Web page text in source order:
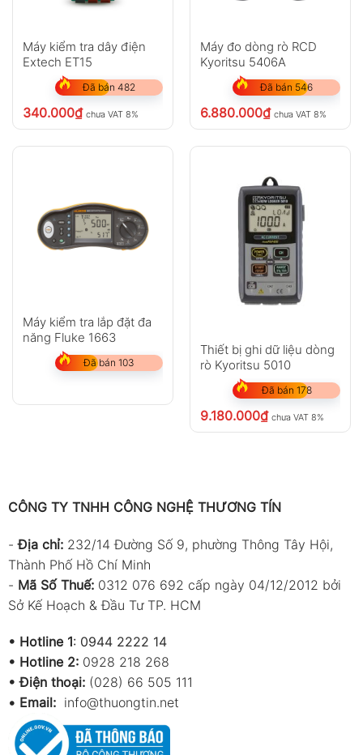
Máy kiểm tra dây điện
Extech ET15
Đã bán 482
340.000₫ chưa VAT 8%
Máy đo dòng rò RCD
Kyoritsu 5406A
Đã bán 546
6.880.000₫ chưa VAT 8%
Máy kiểm tra lắp đặt đa
năng Fluke 1663
Đã bán 103
Thiết bị ghi dữ liệu dòng
rò Kyoritsu 5010
Đã bán 178
9.180.000₫ chưa VAT 8%
CÔNG TY TNHH CÔNG NGHỆ THƯƠNG TÍN
-Địa chỉ: 232/14 Đường Số 9, phường Thông Tây Hội,
Thành Phố Hồ Chí Minh
- Mã Số Thuế: 0312 076 692 cấp ngày 04/12/2012 bởi
Sở Kế Hoạch & Đầu Tư TP. HCM
• Hotline 1: 0944 2222 14
• Hotline 2: 0928 218 268
• Điện thoại: (028) 66 505 111
• Email: info@thuongtin.net